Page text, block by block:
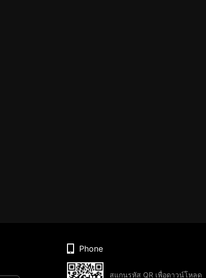
Phone
สแกนรหัส QR เพื่อดาวน์โหลด